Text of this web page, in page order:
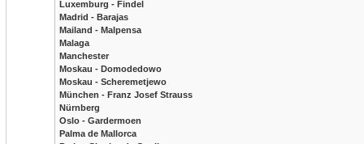
Luxemburg - Findel
Madrid - Barajas
Mailand - Malpensa
Malaga
Manchester
Moskau - Domodedowo
Moskau - Scheremetjewo
München - Franz Josef Strauss
Nürnberg
Oslo - Gardermoen
Palma de Mallorca